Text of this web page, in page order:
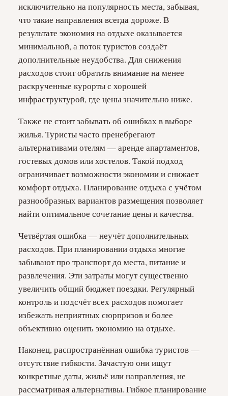
исключительно на популярность места, забывая,
что такие направления всегда дороже. В
результате экономия на отдыхе оказывается
минимальной, а поток туристов создаёт
дополнительные неудобства. Для снижения
расходов стоит обратить внимание на менее
раскрученные курорты с хорошей
инфраструктурой, где цены значительно ниже.
Также не стоит забывать об ошибках в выборе
жилья. Туристы часто пренебрегают
альтернативами отелям — аренде апартаментов,
гостевых домов или хостелов. Такой подход
ограничивает возможности экономии и снижает
комфорт отдыха. Планирование отдыха с учётом
разнообразных вариантов размещения позволяет
найти оптимальное сочетание цены и качества.
Четвёртая ошибка — неучёт дополнительных
расходов. При планировании отдыха многие
забывают про транспорт до места, питание и
развлечения. Эти затраты могут существенно
увеличить общий бюджет поездки. Регулярный
контроль и подсчёт всех расходов помогает
избежать неприятных сюрпризов и более
объективно оценить экономию на отдыхе.
Наконец, распространённая ошибка туристов —
отсутствие гибкости. Зачастую они ищут
конкретные даты, жильё или направления, не
рассматривая альтернативы. Гибкое планирование